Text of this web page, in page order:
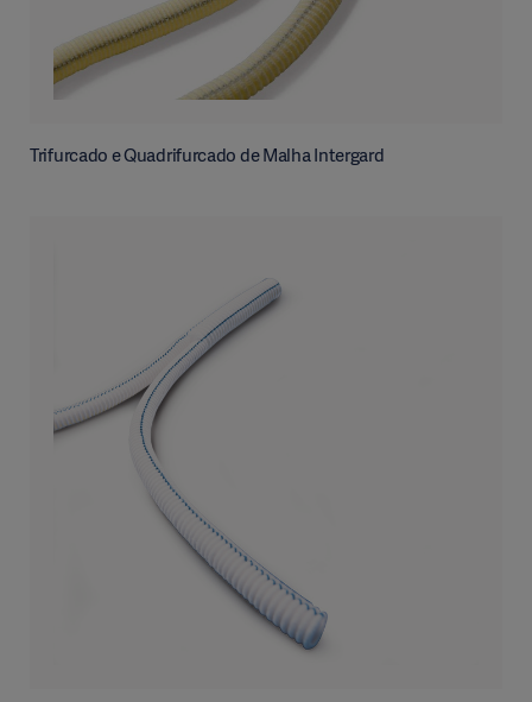
Trifurcado e Quadrifurcado de Malha Intergard